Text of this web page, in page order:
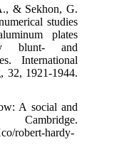
& Sekhon, G.
studies
plates
blunt- and
International
32, 1921-1944.
A social and
robert-hardy-